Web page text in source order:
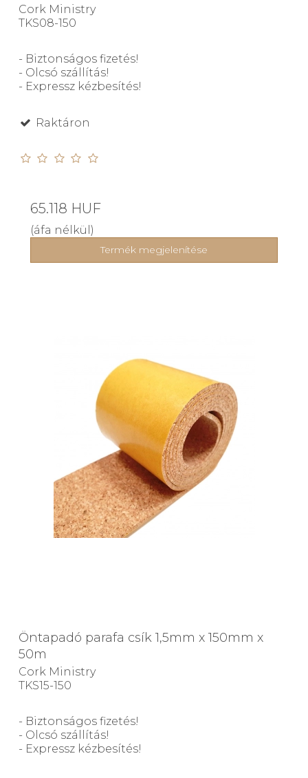
Cork Ministry
TKS08-150
- Biztonságos fizetés!
- Olcsó szállítás!
- Expressz kézbesítés!
Raktáron
65.118 HUF
(áfa nélkül)
Termék megjelenítése
Öntapadó parafa csík 1,5mm x 150mm x
50m
Cork Ministry
TKS15-150
- Biztonságos fizetés!
- Olcsó szállítás!
- Expressz kézbesítés!